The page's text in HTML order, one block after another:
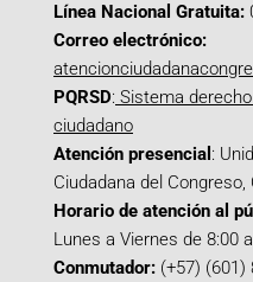
Línea Nacional Gratuita:
Correo electrónico:
PQRSD: Sistema
ciudadano
Atención presencial :
Ciudadana del
Horario de atención al
Lunes a Viernes de 8:00
Conmutador: (+57) (601)